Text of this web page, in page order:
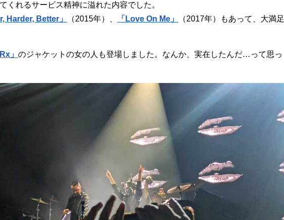
くれるサービス精神に溢れた内容でした。
Harder, Better」 （2015年）、 「Love On Me」
（2017年）もあって、大満足
Rx」 のジャケットの女の人も登場しました。なんか、実在したんだ…って思っ